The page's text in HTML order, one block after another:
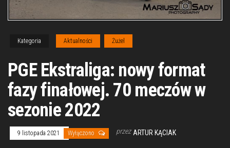
Kategoria Aktualności Żużel
PGE Ekstraliga: nowy format
fazy finałowej. 70 meczów w
sezonie 2022
9 listopada 2021 Wyłączono przez ARTUR KĄCIAK